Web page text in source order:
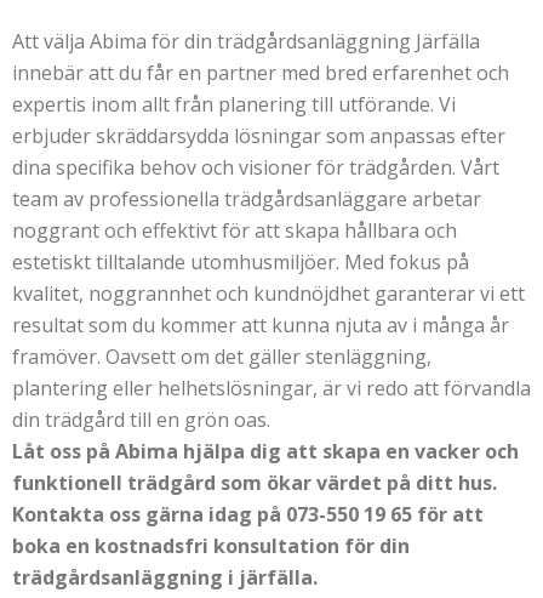
Att välja Abima för din trädgårdsanläggning Järfälla
innebär att du får en partner med bred erfarenhet och
expertis inom allt från planering till utförande. Vi
erbjuder skräddarsydda lösningar som anpassas efter
dina specifika behov och visioner för trädgården. Vårt
team av professionella trädgårdsanläggare arbetar
noggrant och effektivt för att skapa hållbara och
estetiskt tilltalande utomhusmiljöer. Med fokus på
kvalitet, noggrannhet och kundnöjdhet garanterar vi ett
resultat som du kommer att kunna njuta av i många år
framöver. Oavsett om det gäller stenläggning,
plantering eller helhetslösningar, är vi redo att förvandla
din trädgård till en grön oas.
Låt oss på Abima hjälpa dig att skapa en vacker och
funktionell trädgård som ökar värdet på ditt hus.
Kontakta oss gärna idag på 073-550 19 65 för att
boka en kostnadsfri konsultation för din
trädgårdsanläggning i järfälla.